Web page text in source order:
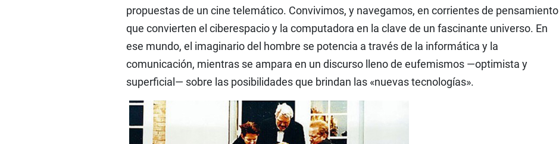
propuestas de un cine telemático. Convivimos, y navegamos, en corrientes de pensamiento
que convierten el ciberespacio y la computadora en la clave de un fascinante universo. En
ese mundo, el imaginario del hombre se potencia a través de la informática y la
comunicación, mientras se ampara en un discurso lleno de eufemismos —optimista y
superficial— sobre las posibilidades que brindan las «nuevas tecnologías».